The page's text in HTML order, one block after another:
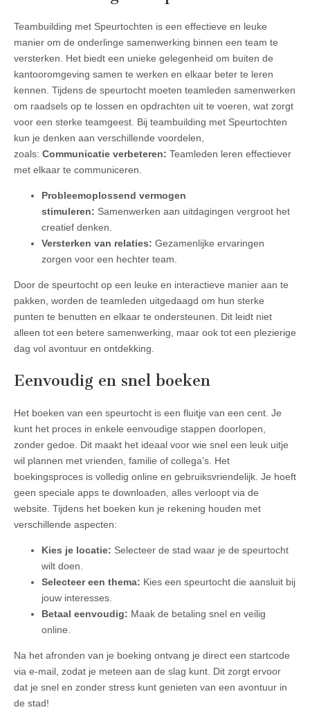
Teambuilding met Speurtochten is een effectieve en leuke
manier om de onderlinge samenwerking binnen een team te
versterken. Het biedt een unieke gelegenheid om buiten de
kantooromgeving samen te werken en elkaar beter te leren
kennen. Tijdens de speurtocht moeten teamleden samenwerken
om raadsels op te lossen en opdrachten uit te voeren, wat zorgt
voor een sterke teamgeest. Bij teambuilding met Speurtochten
kun je denken aan verschillende voordelen,
zoals: Communicatie verbeteren: Teamleden leren effectiever
met elkaar te communiceren.
Probleemoplossend vermogen
stimuleren: Samenwerken aan uitdagingen vergroot het
creatief denken.
Versterken van relaties: Gezamenlijke ervaringen
zorgen voor een hechter team.
Door de speurtocht op een leuke en interactieve manier aan te
pakken, worden de teamleden uitgedaagd om hun sterke
punten te benutten en elkaar te ondersteunen. Dit leidt niet
alleen tot een betere samenwerking, maar ook tot een plezierige
dag vol avontuur en ontdekking.
Eenvoudig en snel boeken
Het boeken van een speurtocht is een fluitje van een cent. Je
kunt het proces in enkele eenvoudige stappen doorlopen,
zonder gedoe. Dit maakt het ideaal voor wie snel een leuk uitje
wil plannen met vrienden, familie of collega’s. Het
boekingsproces is volledig online en gebruiksvriendelijk. Je hoeft
geen speciale apps te downloaden, alles verloopt via de
website. Tijdens het boeken kun je rekening houden met
verschillende aspecten:
Kies je locatie: Selecteer de stad waar je de speurtocht
wilt doen.
Selecteer een thema: Kies een speurtocht die aansluit bij
jouw interesses.
Betaal eenvoudig: Maak de betaling snel en veilig
online.
Na het afronden van je boeking ontvang je direct een startcode
via e-mail, zodat je meteen aan de slag kunt. Dit zorgt ervoor
dat je snel en zonder stress kunt genieten van een avontuur in
de stad!